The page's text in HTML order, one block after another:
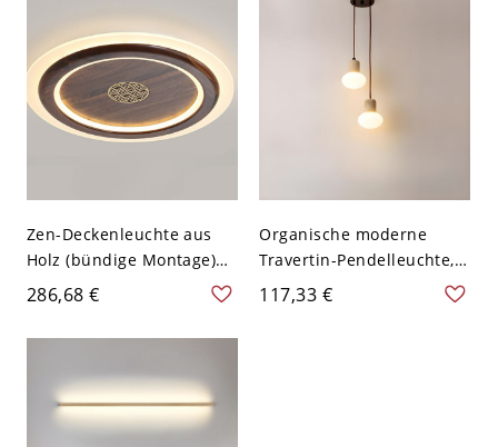
110V-120V 30,48 cm
Quadrat Weißlicht
Zen-Deckenleuchte aus
Holz (bündige Montage)
mit LED und
Messinggitter-Detail -
110V-120V 40,64 cm Rund
286,68 €
Organische moderne
Travertin-Pendelleuchte,
Hängelampe aus
Naturstein mit Messing-
117,33 €